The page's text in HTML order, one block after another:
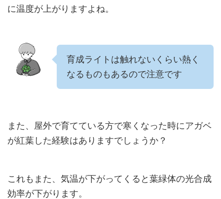
に温度が上がりますよね。
育成ライトは触れないくらい熱く
なるものもあるので注意です
また、屋外で育てている方で寒くなった時にアガベ
が紅葉した経験はありますでしょうか？
これもまた、気温が下がってくると葉緑体の光合成
効率が下がります。